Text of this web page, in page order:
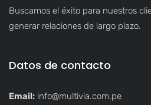
Buscamos el éxito para nuestros
generar relaciones de largo plazo.
Datos de contacto
Email: info@multivia.com.pe